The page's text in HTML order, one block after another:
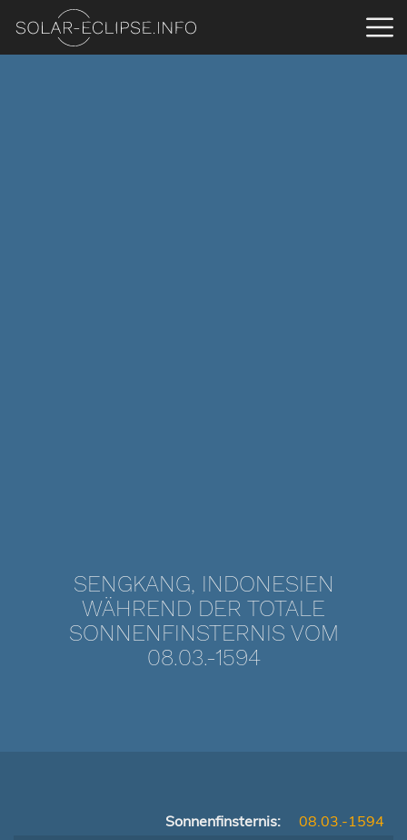
SENGKANG, INDONESIEN
WÄHREND DER TOTALE
SONNENFINSTERNIS VOM
08.03.-1594
Sonnenfinsternis:
08.03.-1594